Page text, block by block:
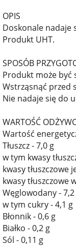
OPIS
Doskonale nadaje
Produkt UHT.
SPOSÓB
Produkt może być
Wstrząsnąć przed
Nie nadaje się do
WARTOŚĆ
Wartość
Tłuszcz - 7,0 g
w tym kwasy
kwasy tłuszczowe
kwasy tłuszczowe
Węglowodany -
w tym cukry - 4,1 g
Błonnik - 0,6 g
Białko - 0,2 g
Sól - 0,11 g